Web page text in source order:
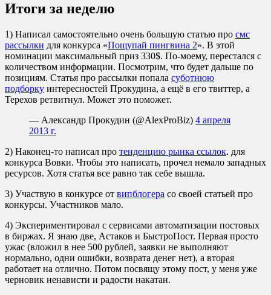
Итоги за неделю
1) Написал самостоятельно очень большую статью про смс
рассылки для конкурса «Пощупай пингвина 2». В этой
номинации максимальный приз 330$. По-моему, перестался с
количеством информации. Посмотрим, что будет дальше по
позициям. Статья про рассылки попала суботнюю
подборку интересностей Прокудина, а ещё в его твиттер, а
Терехов ретвитнул. Может это поможет.
— Александр Прокудин (@AlexProBiz) 4 апреля
2013 г.
2) Наконец-то написал про тенденцию рынка ссылок. для
конкурса Вовки. Чтобы это написать, прочел немало западных
ресурсов. Хотя статья все равно так себе вышла.
3) Участвую в конкурсе от випблогера со своей статьей про
конкурсы. Участников мало.
4) Экспериментировал с сервисами автоматизации постовых
в биржах. Я знаю две, Астаков и БыстроПост. Первая просто
ужас (вложил в нее 500 рублей, заявки не выполняют
нормально, одни ошибки, возврата денег нет), а вторая
работает на отлично. Потом посвящу этому пост, у меня уже
черновик ненависти и радости накатан.